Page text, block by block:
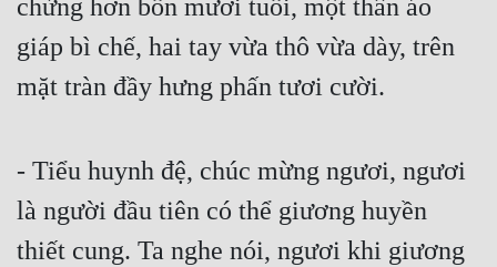
chừng hơn bốn mươi tuổi, một thân áo
giáp bì chế, hai tay vừa thô vừa dày, trên
mặt tràn đầy hưng phấn tươi cười.
- Tiểu huynh đệ, chúc mừng ngươi, ngươi
là người đầu tiên có thể giương huyền
thiết cung. Ta nghe nói, ngươi khi giương